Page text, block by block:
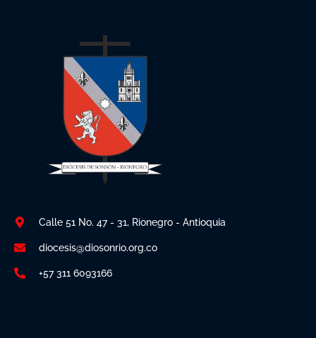
Calle 51 No. 47 - 31, Rionegro - Antioquia
diocesis@diosonrio.org.co
+57 311 6093166